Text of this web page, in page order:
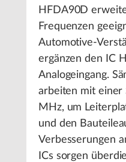
HFDA90D
Frequenzen
Automotive-
ergänzen den IC
Analogeingang.
arbeiten mit einer
MHz, um
und den
Verbesserungen
ICs sorgen